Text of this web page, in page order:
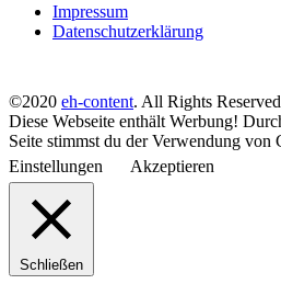
Impressum
Datenschutzerklärung
©2020 eh-content. All Rights
Diese Webseite enthält Werbung!
Seite stimmst du der Verwendung von
Einstellungen
Akzeptieren
Schließen